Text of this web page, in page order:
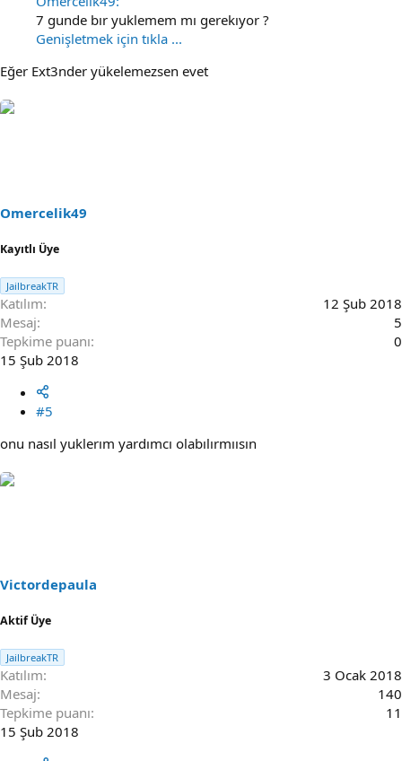
7 gunde bır yuklemem mı gerekıyor ?
Genişletmek için tıkla ...
Eğer Ext3nder yükelemezsen evet
Omercelik49
Kayıtlı Üye
JailbreakTR
Katılım
12 Şub 2018
Mesaj
5
Tepkime puanı
0
15 Şub 2018
#5
onu nasıl yuklerım yardımcı olabılırmıısın
Victordepaula
Aktif Üye
JailbreakTR
Katılım
3 Ocak 2018
Mesaj
140
Tepkime puanı
11
15 Şub 2018